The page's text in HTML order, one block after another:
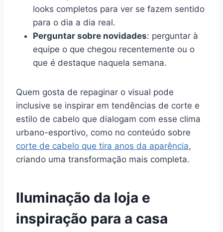
looks completos para ver se fazem sentido
para o dia a dia real.
Perguntar sobre novidades: perguntar à
equipe o que chegou recentemente ou o
que é destaque naquela semana.
Quem gosta de repaginar o visual pode
inclusive se inspirar em tendências de corte e
estilo de cabelo que dialogam com esse clima
urbano-esportivo, como no conteúdo sobre
corte de cabelo que tira anos da aparência,
criando uma transformação mais completa.
Iluminação da loja e
inspiração para a casa